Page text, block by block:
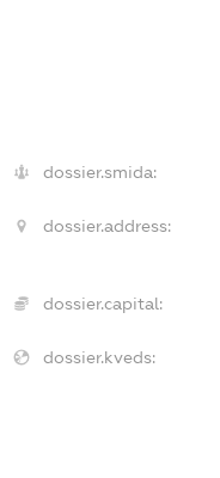
dossier.smida:
dossier.address:
dossier.capital:
dossier.kveds: